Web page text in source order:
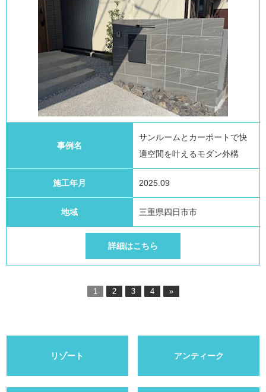
事例名
サンルームとカーポートで快
適空間を叶えるモダン外構
施工年月 2025.09
地域 三重県四日市市
詳細はこちら
1 2 3 4 »
リゾート アンティーク